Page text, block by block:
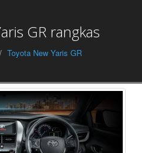
GR rangkas
Toyota New Yaris GR